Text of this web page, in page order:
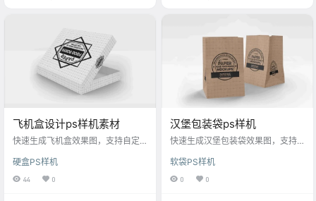
飞机盒设计ps样机素材
快速生成飞机盒效果图，支持自定
产品等设计。
硬盒PS样机
44 0
汉堡包装袋ps样机
快速生成汉堡包装袋效果图，支持
牌宣传与营销设计。
软袋PS样机
0 0